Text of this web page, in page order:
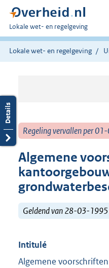
U
bent
hier:
Lokale wet- en regelgeving
Lokale wet- en regelgeving
Regeling vervallen per
Algemene
Geldend van 28-03-
Intitulé
Algemene